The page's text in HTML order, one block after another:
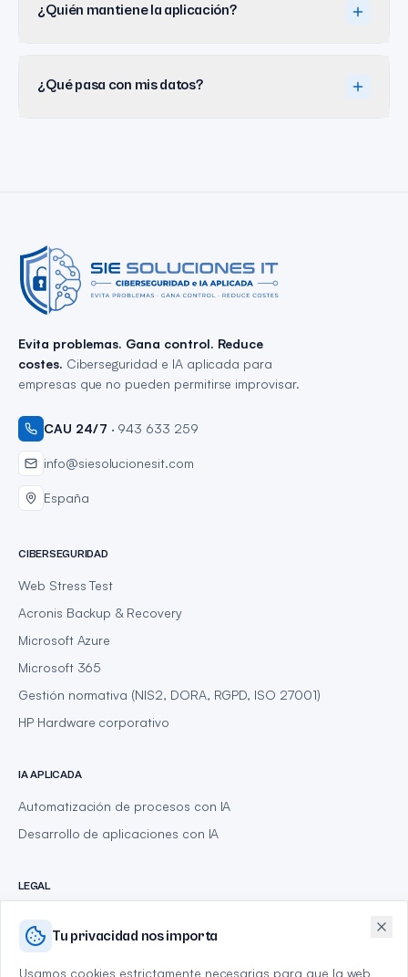
¿Quién mantiene la aplicación?
¿Qué pasa con mis datos?
Evita problemas. Gana control. Reduce
costes. Ciberseguridad e IA aplicada para
empresas que no pueden permitirse improvisar.
CAU 24/7 · 943 633 259
info@siesolucionesit.com
España
CIBERSEGURIDAD
Web Stress Test
Acronis Backup & Recovery
Microsoft Azure
Microsoft 365
Gestión normativa (NIS2, DORA, RGPD, ISO 27001)
HP Hardware corporativo
IA APLICADA
Automatización de procesos con IA
Desarrollo de aplicaciones con IA
LEGAL
Política de privacidad
Aviso legal
Política de cookies
Tu privacidad nos importa
Usamos cookies estrictamente necesarias para que la web